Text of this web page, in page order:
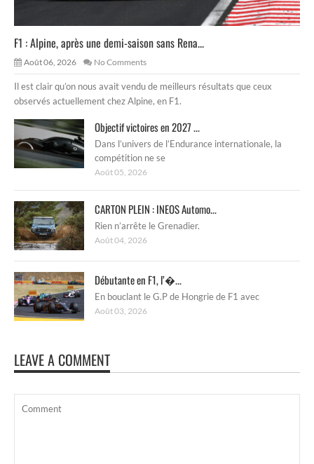
F1 : Alpine, après une demi-saison sans Rena...
Août 06, 2026 No Comments
Il est clair qu’on nous avait vendu de meilleurs résultats que ceux
observés actuellement chez Alpine, en F1.
Objectif victoires en 2027 ...
Dans l’univers de l’Endurance internationale, la
compétition ne se
Août 05, 2026
CARTON PLEIN : INEOS Automo...
Rien n’arrête le Grenadier.
Août 04, 2026
Débutante en F1, l’�...
En bouclant le G.P de Hongrie de F1 avec
Août 03, 2026
LEAVE A COMMENT